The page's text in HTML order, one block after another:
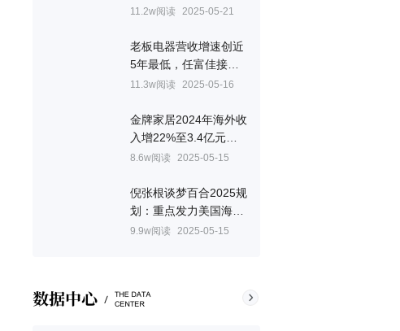
境电商营收增长55%至
11.2w阅读 2025-05-21
老板电器营收增速创近
5年最低，任富佳接班
总经理十年有余
11.3w阅读 2025-05-16
金牌家居2024年海外收
入增22%至3.4亿元，
整体厨柜贡献近六成营
8.6w阅读 2025-05-15
倪张根谈梦百合2025规
划：重点发力美国海外
电商，国内强化门店考
9.9w阅读 2025-05-15